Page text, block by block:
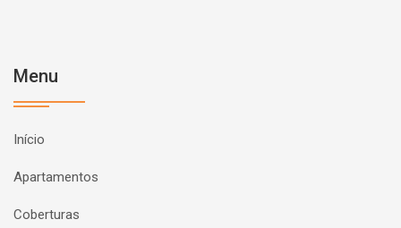
Menu
Início
Apartamentos
Coberturas